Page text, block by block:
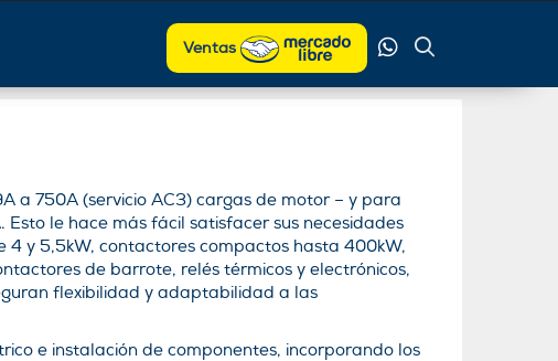
Ventas
a 750A (servicio AC3) cargas de motor – y para
le hace más fácil satisfacer sus necesidades
4 y 5,5kW, contactores compactos hasta 400kW,
de barrote, relés térmicos y electrónicos,
flexibilidad y adaptabilidad a las
e instalación de componentes, incorporando los